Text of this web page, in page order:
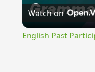
Watch on
English Past